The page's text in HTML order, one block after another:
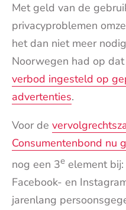
Met geld van de
privacyproblemen
het dan niet meer
Noorwegen had op
verbod ingesteld op
advertenties.
Voor de
Consumentenbond nu
nog een 3e element
Facebook- en
jarenlang